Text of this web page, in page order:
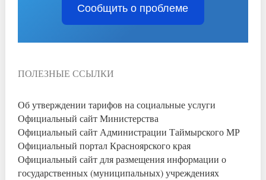
Сообщить о проблеме
ПОЛЕЗНЫЕ ССЫЛКИ
Об утверждении тарифов на социальные услуги
Официальный сайт Министерства
Официальный сайт Администрации Таймырского МР
Официальный портал Красноярского края
Официальный сайт для размещения информации о
государственных (муниципальных) учреждениях